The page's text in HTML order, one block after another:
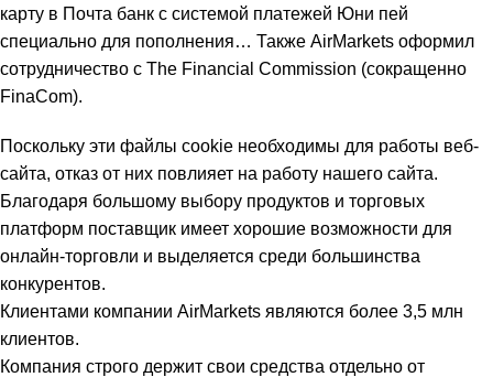
карту в Почта банк с системой платежей Юни пей
специально для пополнения… Также AirMarkets оформил
сотрудничество с The Financial Commission (сокращенно
FinaCom).
Поскольку эти файлы cookie необходимы для работы веб-
сайта, отказ от них повлияет на работу нашего сайта.
Благодаря большому выбору продуктов и торговых
платформ поставщик имеет хорошие возможности для
онлайн-торговли и выделяется среди большинства
конкурентов.
Клиентами компании AirMarkets являются более 3,5 млн
клиентов.
Компания строго держит свои средства отдельно от